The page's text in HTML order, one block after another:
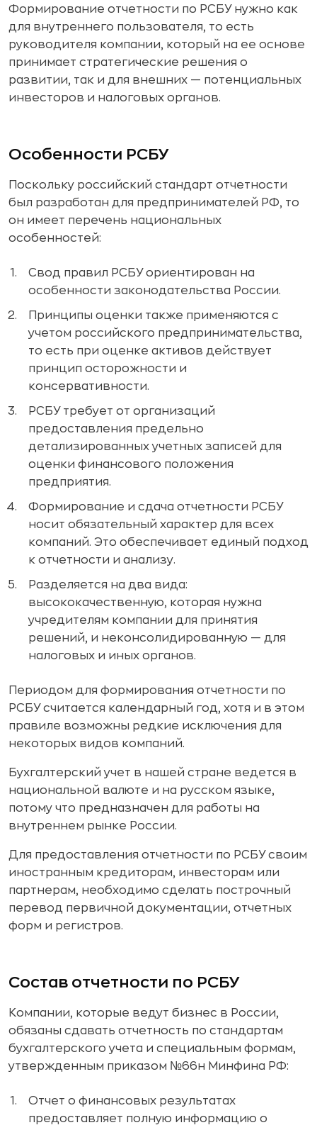
Формирование отчетности по РСБУ нужно как
для внутреннего пользователя, то есть
руководителя компании, который на ее основе
принимает стратегические решения о
развитии, так и для внешних — потенциальных
инвесторов и налоговых органов.
Особенности РСБУ
Поскольку российский стандарт отчетности
был разработан для предпринимателей РФ, то
он имеет перечень национальных
особенностей:
Свод правил РСБУ ориентирован на
особенности законодательства России.
Принципы оценки также применяются с
учетом российского предпринимательства,
то есть при оценке активов действует
принцип осторожности и
консервативности.
РСБУ требует от организаций
предоставления предельно
детализированных учетных записей для
оценки финансового положения
предприятия.
Формирование и сдача отчетности РСБУ
носит обязательный характер для всех
компаний. Это обеспечивает единый подход
к отчетности и анализу.
Разделяется на два вида:
высококачественную, которая нужна
учредителям компании для принятия
решений, и неконсолидированную — для
налоговых и иных органов.
Периодом для формирования отчетности по
РСБУ считается календарный год, хотя и в этом
правиле возможны редкие исключения для
некоторых видов компаний.
Бухгалтерский учет в нашей стране ведется в
национальной валюте и на русском языке,
потому что предназначен для работы на
внутреннем рынке России.
Для предоставления отчетности по РСБУ своим
иностранным кредиторам, инвесторам или
партнерам, необходимо сделать построчный
перевод первичной документации, отчетных
форм и регистров.
Состав отчетности по РСБУ
Компании, которые ведут бизнес в России,
обязаны сдавать отчетность по стандартам
бухгалтерского учета и специальным формам,
утвержденным приказом №66н Минфина РФ:
Отчет о финансовых результатах
предоставляет полную информацию о